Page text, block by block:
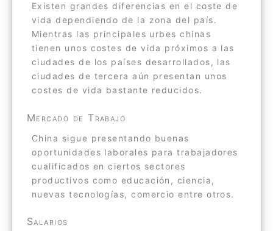
Existen grandes diferencias en el coste de
vida dependiendo de la zona del país.
Mientras las principales urbes chinas
tienen unos costes de vida próximos a las
ciudades de los países desarrollados, las
ciudades de tercera aún presentan unos
costes de vida bastante reducidos.
Mercado de Trabajo
China sigue presentando buenas
oportunidades laborales para trabajadores
cualificados en ciertos sectores
productivos como educación, ciencia,
nuevas tecnologías, comercio entre otros.
Salarios